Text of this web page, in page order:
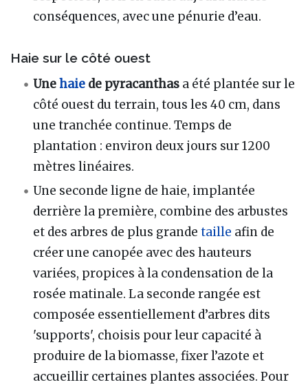
conséquences, avec une pénurie d’eau.
Haie sur le côté ouest
Unehaie de pyracanthas a été plantée sur le
côté ouest du terrain, tous les 40 cm, dans
une tranchée continue. Temps de
plantation : environ deux jours sur 1200
mètres linéaires.
Une seconde ligne de haie, implantée
derrière la première, combine des arbustes
et des arbres de plus grandetaille afin de
créer une canopée avec des hauteurs
variées, propices à la condensation de la
rosée matinale. La seconde rangée est
composée essentiellement d’arbres dits
'supports', choisis pour leur capacité à
produire de la biomasse, fixer l’azote et
accueillir certaines plantes associées. Pour